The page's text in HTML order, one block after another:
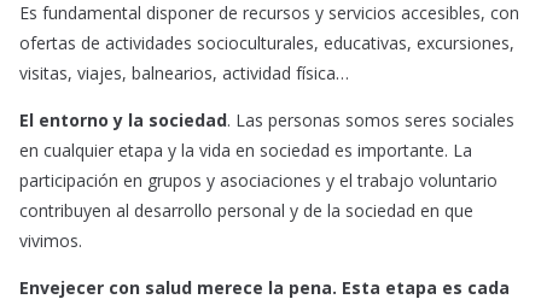
Es fundamental disponer de recursos y servicios accesibles, con
ofertas de actividades socioculturales, educativas, excursiones,
visitas, viajes, balnearios, actividad física…
El entorno y la sociedad. Las personas somos seres sociales
en cualquier etapa y la vida en sociedad es importante. La
participación en grupos y asociaciones y el trabajo voluntario
contribuyen al desarrollo personal y de la sociedad en que
vivimos.
Envejecer con salud merece la pena. Esta etapa es cada